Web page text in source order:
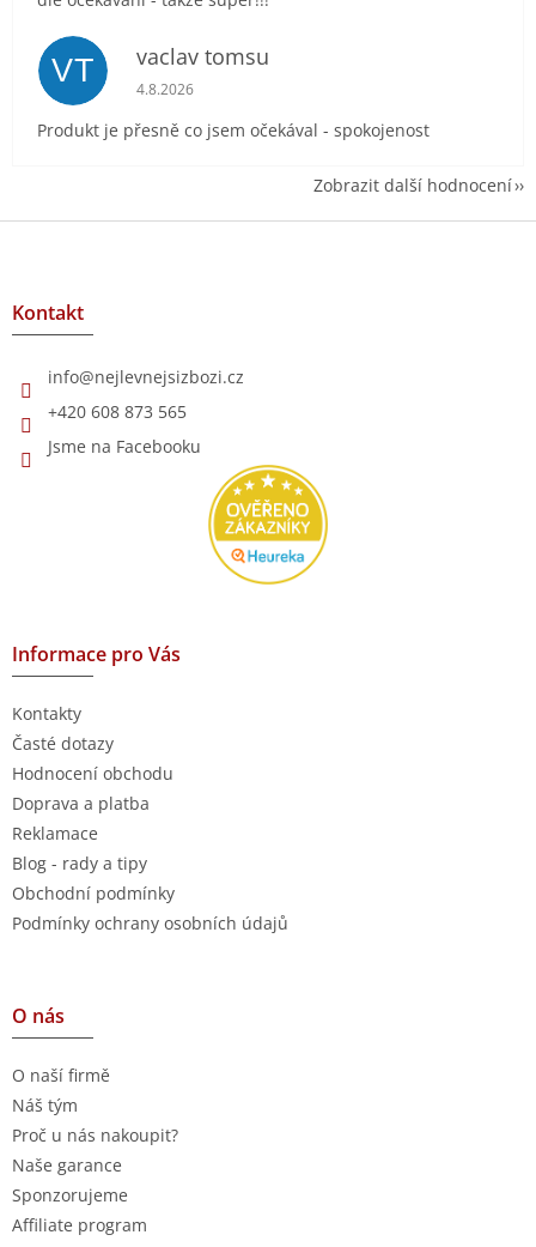
VT vaclav tomsu
Hodnocení obchodu je 5 z 5 hvězdiček.
4.8.2026
Produkt je přesně co jsem očekával - spokojenost
Zobrazit další hodnocení
Z
Kontakt
info@nejlevnejsizbozi.cz
+420 608 873 565
Jsme na Facebooku
Informace pro Vás
Kontakty
Časté dotazy
Hodnocení obchodu
Doprava a platba
Reklamace
Blog - rady a tipy
Obchodní podmínky
Podmínky ochrany osobních údajů
O nás
O naší firmě
Náš tým
Proč u nás nakoupit?
Naše garance
Sponzorujeme
Affiliate program